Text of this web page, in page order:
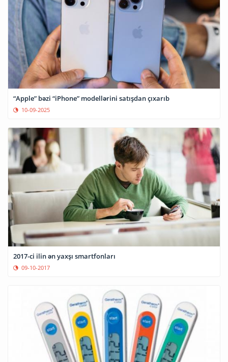
“Apple” bəzi “iPhone” modellərini satışdan çıxarıb
10-09-2025
2017-ci ilin ən yaxşı smartfonları
09-10-2017